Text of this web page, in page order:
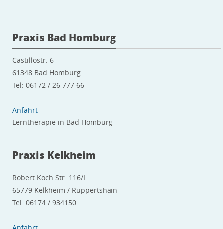
Praxis Bad Homburg
Castillostr. 6
61348 Bad Homburg
Tel: 06172 / 26 777 66
Anfahrt
Lerntherapie in Bad Homburg
Praxis Kelkheim
Robert Koch Str. 116/I
65779 Kelkheim / Ruppertshain
Tel: 06174 / 934150